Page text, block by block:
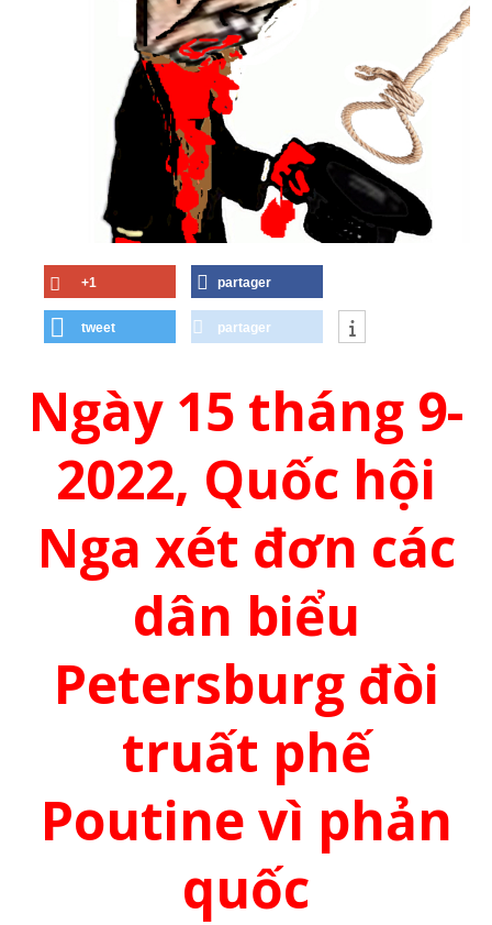
+1 partager
tweet partager
Ngày 15 tháng 9-
2022, Quốc hội
Nga xét đơn các
dân biểu
Petersburg đòi
truất phế
Poutine vì phản
quốc